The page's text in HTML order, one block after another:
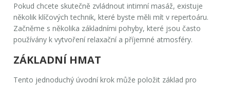
Pokud chcete skutečně zvládnoutintimní masáž, existuje
několik klíčových technik, které byste měli mít v repertoáru.
Začněme s několika základními pohyby, které jsou často
používány k vytvoření relaxační a příjemné atmosféry.
ZÁKLADNÍ HMAT
Tento jednoduchý úvodní krok může položit základ pro